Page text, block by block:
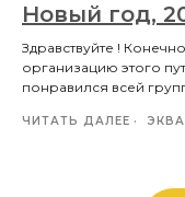
Новый год,
Здравствуйте !
организацию этого
понравился всей
ЧИТАТЬ ДАЛЕЕ